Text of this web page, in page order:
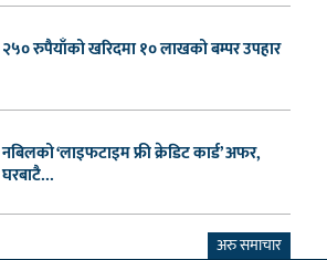
२५० रुपैयाँको खरिदमा १० लाखको बम्पर उपहार
नबिलको ‘लाइफटाइम फ्री क्रेडिट कार्ड’ अफर,
घरबाटै...
अरु समाचार